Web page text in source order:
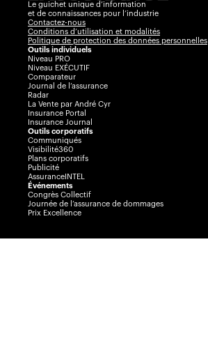
Le guichet unique d’information
et de connaissances pour l’industrie
Contactez-nous
Conditions d’utilisation et modalités
Politique de protection des données personnelles
Outils individuels
Niveau PRO
Niveau EXÉCUTIF
Comparateur
Journal de l’assurance
Radar
La Vente par André Cyr
Insurance Portal
Insurance Journal
Outils corporatifs
Communiqués
Visibilité360
Plans corporatifs
Publicité
AssuranceINTEL
Événements
Congrès Collectif
Journée de l’assurance de dommages
Prix Excellence